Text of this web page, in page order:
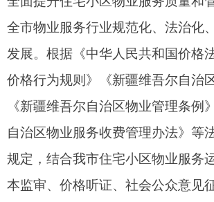
本监审、价格听证、社会公众意见征集、方
完善及合法性审查等全部法定程序，并经
十届人民政府第八十六次常务会议审议通
调整全市普通住宅小区物业服务收费和停
一、普通住宅小区物业服务收费标准
本标准适用于全市行政区域内普通住
保障性住房小区前期物业公共服务费收取
管理工作。